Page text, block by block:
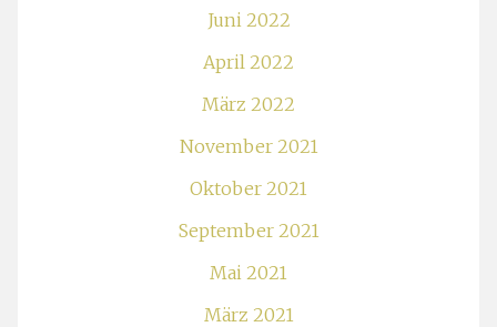
Juni 2022
April 2022
März 2022
November 2021
Oktober 2021
September 2021
Mai 2021
März 2021